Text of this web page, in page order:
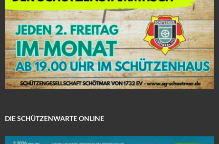
DIE SCHÜTZENWARTE ONLINE